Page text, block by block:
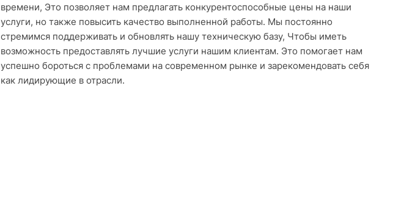
времени, Это позволяет нам предлагать конкурентоспособные цены на наши
услуги, но также повысить качество выполненной работы. Мы постоянно
стремимся поддерживать и обновлять нашу техническую базу, Чтобы иметь
возможность предоставлять лучшие услуги нашим клиентам. Это помогает нам
успешно бороться с проблемами на современном рынке и зарекомендовать себя
как лидирующие в отрасли.